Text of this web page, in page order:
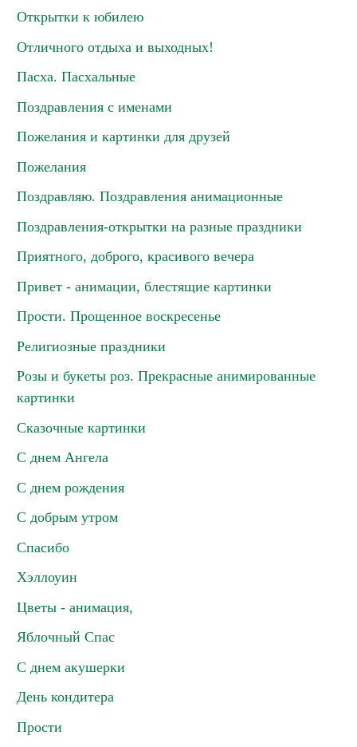
Открытки к юбилею
Отличного отдыха и выходных!
Пасха. Пасхальные
Поздравления с именами
Пожелания и картинки для друзей
Пожелания
Поздравляю. Поздравления анимационные
Поздравления-открытки на разные праздники
Приятного, доброго, красивого вечера
Привет - анимации, блестящие картинки
Прости. Прощенное воскресенье
Религиозные праздники
Розы и букеты роз. Прекрасные анимированные
картинки
Сказочные картинки
С днем Ангела
С днем рождения
С добрым утром
Спасибо
Хэллоуин
Цветы - анимация,
Яблочный Спас
С днем акушерки
День кондитера
Прости